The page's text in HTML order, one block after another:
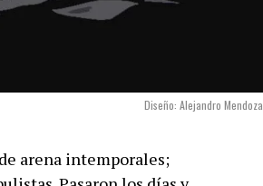
Diseño: Alejandro Mendoza
arena intemporales;